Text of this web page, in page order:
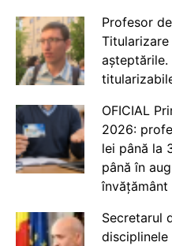
Profesor
OFICIAL
2026:
lei până la
până în
învățământ
Secretarul